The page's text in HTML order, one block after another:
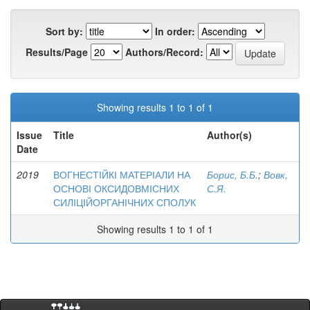
Sort by:
In order:
Results/Page
Authors/Record:
Showing results 1 to 1 of 1
Issue
Date
Title Author(s)
2019
ВОГНЕСТІЙКІ МАТЕРІАЛИ НА
ОСНОВІ ОКСИДОВМІСНИХ
СИЛІЦІЙОРГАНІЧНИХ СПОЛУК
Борис, Б.Б.; Вовк,
С.Я.
Showing results 1 to 1 of 1